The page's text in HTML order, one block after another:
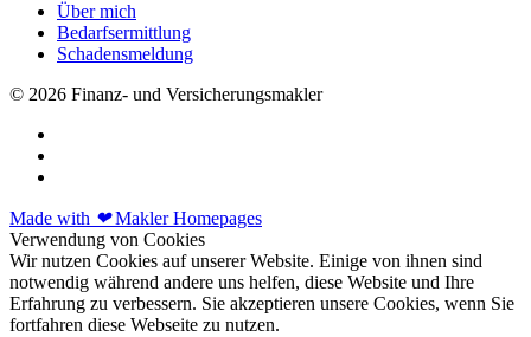
Über mich
Bedarfsermittlung
Schadensmeldung
© 2026 Finanz- und Versicherungsmakler
Made with ❤Makler Homepages
Verwendung von Cookies
Wir nutzen Cookies auf unserer Website. Einige von ihnen sind
notwendig während andere uns helfen, diese Website und Ihre
Erfahrung zu verbessern. Sie akzeptieren unsere Cookies, wenn Sie
fortfahren diese Webseite zu nutzen.